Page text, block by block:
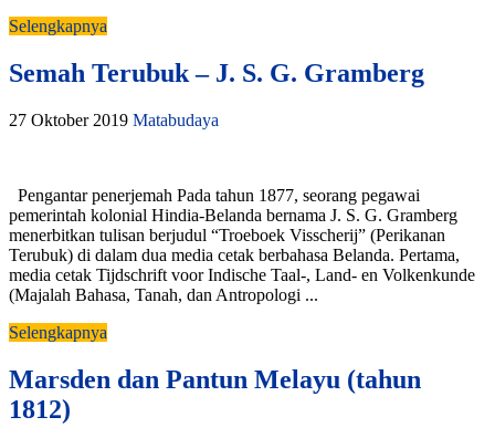
Selengkapnya
Semah Terubuk – J. S. G. Gramberg
27 Oktober 2019 Matabudaya
Pengantar penerjemah Pada tahun 1877, seorang pegawai
pemerintah kolonial Hindia-Belanda bernama J. S. G. Gramberg
menerbitkan tulisan berjudul “Troeboek Visscherij” (Perikanan
Terubuk) di dalam dua media cetak berbahasa Belanda. Pertama,
media cetak Tijdschrift voor Indische Taal-, Land- en Volkenkunde
(Majalah Bahasa, Tanah, dan Antropologi ...
Selengkapnya
Marsden dan Pantun Melayu (tahun
1812)